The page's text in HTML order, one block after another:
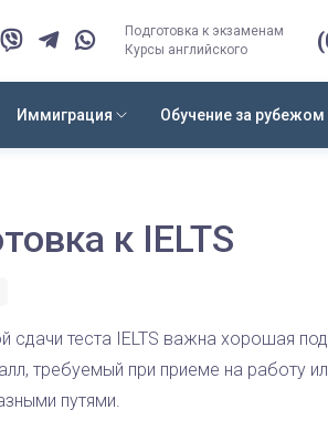
Подготовка к экзаменам
Курсы английского
Иммиграция Обучение за рубежом
к IELTS
сдачи теста IELTS важна хорошая
требуемый при приеме на работу
путями.